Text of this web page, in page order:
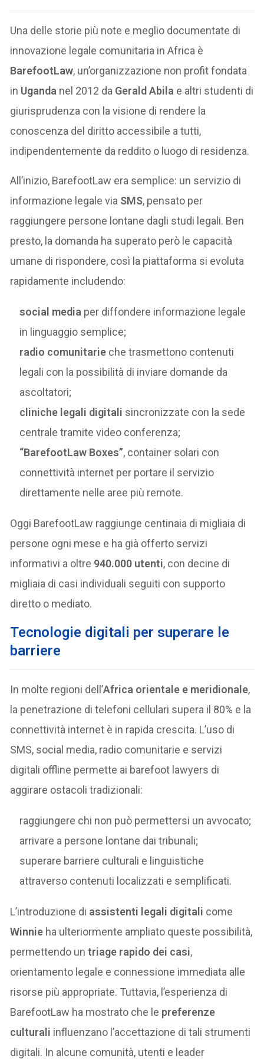
Una delle storie più note e meglio documentate di
innovazione legale comunitaria in Africa è
BarefootLaw, un’organizzazione non profit fondata
in Uganda nel 2012 da Gerald Abila e altri studenti di
giurisprudenza con la visione di rendere la
conoscenza del diritto accessibile a tutti,
indipendentemente da reddito o luogo di residenza.
All’inizio, BarefootLaw era semplice: un servizio di
informazione legale via SMS, pensato per
raggiungere persone lontane dagli studi legali. Ben
presto, la domanda ha superato però le capacità
umane di rispondere, così la piattaforma si evoluta
rapidamente includendo:
social media per diffondere informazione legale
in linguaggio semplice;
radio comunitarie che trasmettono contenuti
legali con la possibilità di inviare domande da
ascoltatori;
cliniche legali digitali sincronizzate con la sede
centrale tramite video conferenza;
“BarefootLaw Boxes”, container solari con
connettività internet per portare il servizio
direttamente nelle aree più remote.
Oggi BarefootLaw raggiunge centinaia di migliaia di
persone ogni mese e ha già offerto servizi
informativi a oltre 940.000 utenti, con decine di
migliaia di casi individuali seguiti con supporto
diretto o mediato.
Tecnologie digitali per superare le
barriere
In molte regioni dell’Africa orientale e meridionale,
la penetrazione di telefoni cellulari supera il 80% e la
connettività internet è in rapida crescita. L’uso di
SMS, social media, radio comunitarie e servizi
digitali offline permette ai barefoot lawyers di
aggirare ostacoli tradizionali:
raggiungere chi non può permettersi un avvocato;
arrivare a persone lontane dai tribunali;
superare barriere culturali e linguistiche
attraverso contenuti localizzati e semplificati.
L’introduzione di assistenti legali digitali come
Winnie ha ulteriormente ampliato queste possibilità,
permettendo untriage rapido dei casi,
orientamento legale e connessione immediata alle
risorse più appropriate. Tuttavia, l’esperienza di
BarefootLaw ha mostrato che le preferenze
culturali influenzano l’accettazione di tali strumenti
digitali. In alcune comunità, utenti e leader